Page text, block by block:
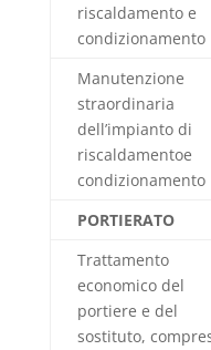
riscaldamento e
condizionamento
Manutenzione
straordinaria
dell’impianto di
riscaldamentoe
condizionamento
PORTIERATO
Trattamento
economico del
portiere e del
sostituto,